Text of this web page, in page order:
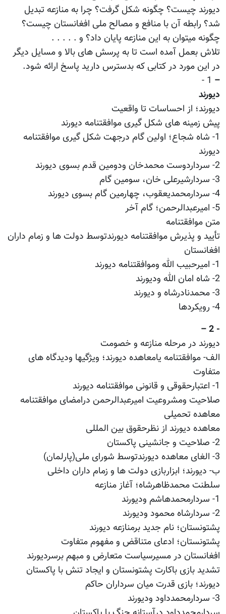
دیورند چیست؟ چگونه شکل گرفت؟ چرا به منازعه تبدیل
شد؟ رابطه آن با منافع و مصالح ملی افغانستان چیست؟
چگونه میتوان به این منازعه پایان داد؟ و . . . . .
تلاش بعمل آمده است تا به پرسش های بالا و مسایل دیگر
در این مورد در کتابی که بدسترس دارید پاسخ ارائه شود.
–
دیورند
دیورند؛ از احساسات تا واقعیت
پیش زمینه های شکل گیری موافقتنامه دیورند
1- شاه شجاع؛ اولین گام درجهت شکل گیری موافقتنامه
دیورند
2- سرداردوست محمدخان ودومین قدم بسوی دیورند
3- سردارشیرعلی خان، سومین گام
4- سردارمحمدیعقوب، چهارمین گام بسوی دیورند
5- امیرعبدالرحمن؛ گام آخر
متن موافقتنامه
تأیید و پذیرش موافقتنامه دیورندتوسط دولت ها و زمام داران
افغانستان
1- امیرحبیب الله وموافقتنامه دیورند
2- شاه امان الله ودیورند
3- محمدنادرشاه و دیورند
4- رویکردها
- 2 –
دیورند در مرحله منازعه و خصومت
الف- موافقتنامه یامعاهده دیورند؛ ویژگیها ودیدگاه های
متفاوت
1- اعتبارحقوقی و قانونی موافقتنامه دیورند
صلاحیت ومشروعیت امیرعبدالرحمن درامضای موافقتنامه
معاهده تحمیلی
معاهده دیورند از نظرحقوق بین المللی
2- صلاحیت و جانشینی پاکستان
3- الغای معاهده دیورندتوسط شورای ملی(پارلمان)
ب- دیورند؛ ابزاربازی دولت ها و زمام داران داخلی
سلطنت محمدظاهرشاه؛ آغاز منازعه
1- سردارمحمدهاشم ودیورند
2- سردارشاه محمود ودیورند
پشتونستان؛ نام جدید برمنازعه دیورند
پشتونستان؛ ادعای متناقض و مفهوم متفاوت
افغانستان در مسیرسیاست متعارض و مبهم برسردیورند
تشدید بازی باکارت پشتونستان و ایجاد تنش با پاکستان
دیورند؛ بازی قدرت میان سرداران حاکم
3- سردارمحمدداود ودیورند